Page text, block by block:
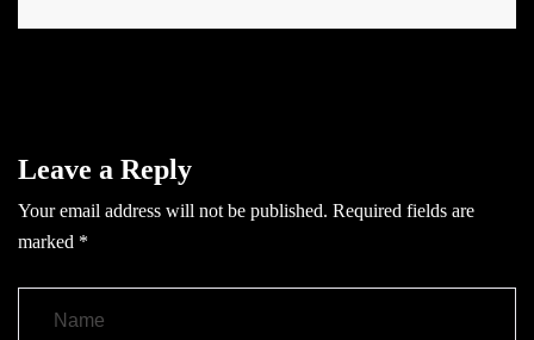
Leave a Reply
Your email address will not be published. Required fields are
marked *